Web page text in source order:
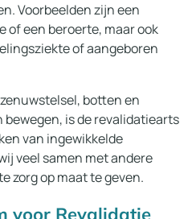
Voorbeelden zijn een
of een beroerte, maar ook
of aangeboren
botten en
bewegen, is de revalidatiearts
van ingewikkelde
veel samen met andere
zorg op maat te geven.
voor Revalidatie